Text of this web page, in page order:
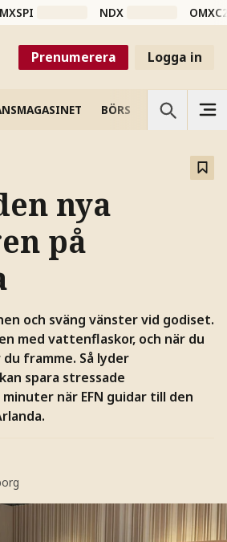
NDX
Prenumerera Logga in
BÖRS VETENSKAP
nya
på
och sväng vänster vid godiset.
med vattenflaskor, och när du
framme. Så lyder
spara stressade
när EFN guidar till den